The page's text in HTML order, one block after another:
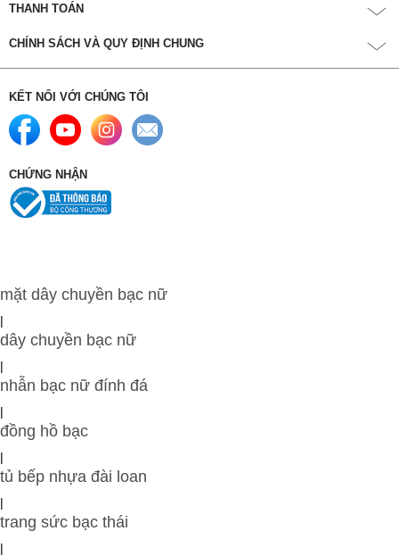
THANH TOÁN
CHÍNH SÁCH VÀ QUY ĐỊNH CHUNG
KẾT NỐI VỚI CHÚNG TÔI
CHỨNG NHẬN
mặt dây chuyền bạc nữ
|
dây chuyền bạc nữ
|
nhẫn bạc nữ đính đá
|
đồng hồ bạc
|
tủ bếp nhựa đài loan
|
trang sức bạc thái
|